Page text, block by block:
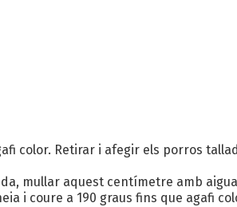
color. Retirar i afegir els porros
mullar aquest centímetre amb
i coure a 190 graus fins que agafi